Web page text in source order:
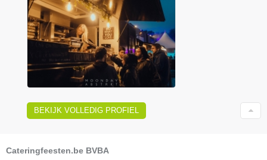
BEKIJK VOLLEDIG PROFIEL
Cateringfeesten.be BVBA